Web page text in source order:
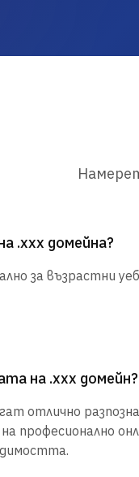
.xxx домейна?
за възрастни
на .xxx домейн?
отлично
професионално